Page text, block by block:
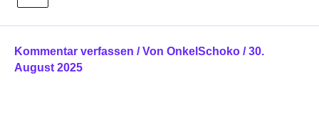
Kommentar verfassen / Von OnkelSchoko /30.
August 2025